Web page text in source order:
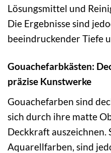
Lösungsmittel und
Die Ergebnisse sind
beeindruckender Tiefe
Gouachefarbkästen:
präzise Kunstwerke
Gouachefarben sind
sich durch ihre matte
Deckkraft auszeichnen.
Aquarellfarben, sind